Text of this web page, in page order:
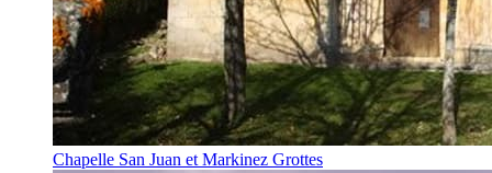
Chapelle San Juan et Markinez Grottes